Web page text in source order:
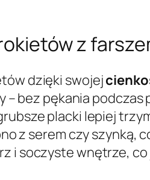
z
dzięki swojej
bez pękania podczas
placki lepiej
z serem czy szynką,
i soczyste wnętrze,